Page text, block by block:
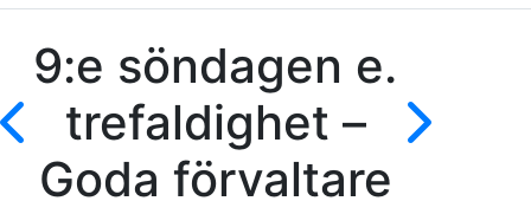
9:e söndagen e.
trefaldighet –
Goda förvaltare